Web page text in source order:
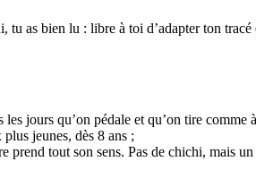
as bien lu : libre à toi d’adapter ton
jours qu’on pédale et qu’on tire
jeunes, dès 8 ans ;
prend tout son sens. Pas de chichi, mais un